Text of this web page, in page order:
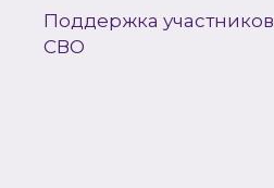
Поддержка участников
СВО